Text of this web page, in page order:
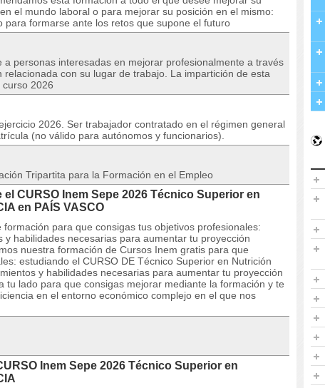
el mundo laboral o para mejorar su posición en el mismo:
para formarse ante los retos que supone el futuro
a personas interesadas en mejorar profesionalmente a través
con su lugar de trabajo. La impartición de esta
2026
2026. Ser trabajador contratado en el régimen general
(no válido para autónomos y funcionarios).
Tripartita para la Formación en el Empleo
CURSO Inem Sepe 2026 Técnico Superior en
en PAÍS VASCO
para que consigas tus objetivos profesionales:
y habilidades necesarias para aumentar tu proyección
nuestra formación de Cursos Inem gratis para que
estudiando el CURSO DE Técnico Superior en Nutrición
y habilidades necesarias para aumentar tu proyección
tu lado para que consigas mejorar mediante la formación y te
en el entorno económico complejo en el que nos
Inem Sepe 2026 Técnico Superior en